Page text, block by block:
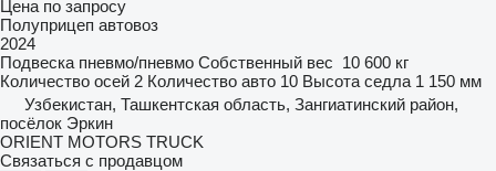
Цена по запросу
Полуприцеп автовоз
2024
Подвеска пневмо/пневмо Собственный вес 10 600 кг
Количество осей 2 Количество авто 10 Высота седла 1 150 мм
Узбекистан, Ташкентская область, Зангиатинский район,
посёлок Эркин
ORIENT MOTORS TRUCK
Связаться с продавцом